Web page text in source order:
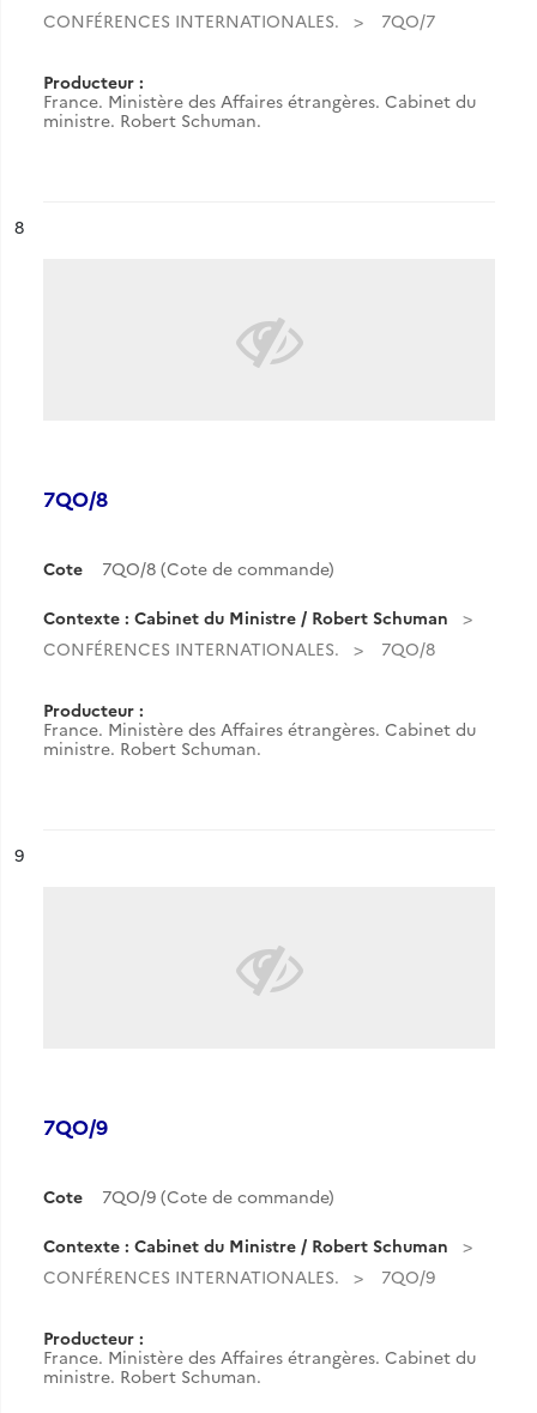
CONFÉRENCES INTERNATIONALES.
7QO/7
Producteur :
France. Ministère des Affaires étrangères. Cabinet du
ministre. Robert Schuman.
n°
8
7QO/8
Cote 7QO/8 (Cote de commande)
Contexte : Cabinet du Ministre / Robert Schuman
CONFÉRENCES INTERNATIONALES.
7QO/8
Producteur :
France. Ministère des Affaires étrangères. Cabinet du
ministre. Robert Schuman.
n°
9
7QO/9
Cote 7QO/9 (Cote de commande)
Contexte : Cabinet du Ministre / Robert Schuman
CONFÉRENCES INTERNATIONALES.
7QO/9
Producteur :
France. Ministère des Affaires étrangères. Cabinet du
ministre. Robert Schuman.